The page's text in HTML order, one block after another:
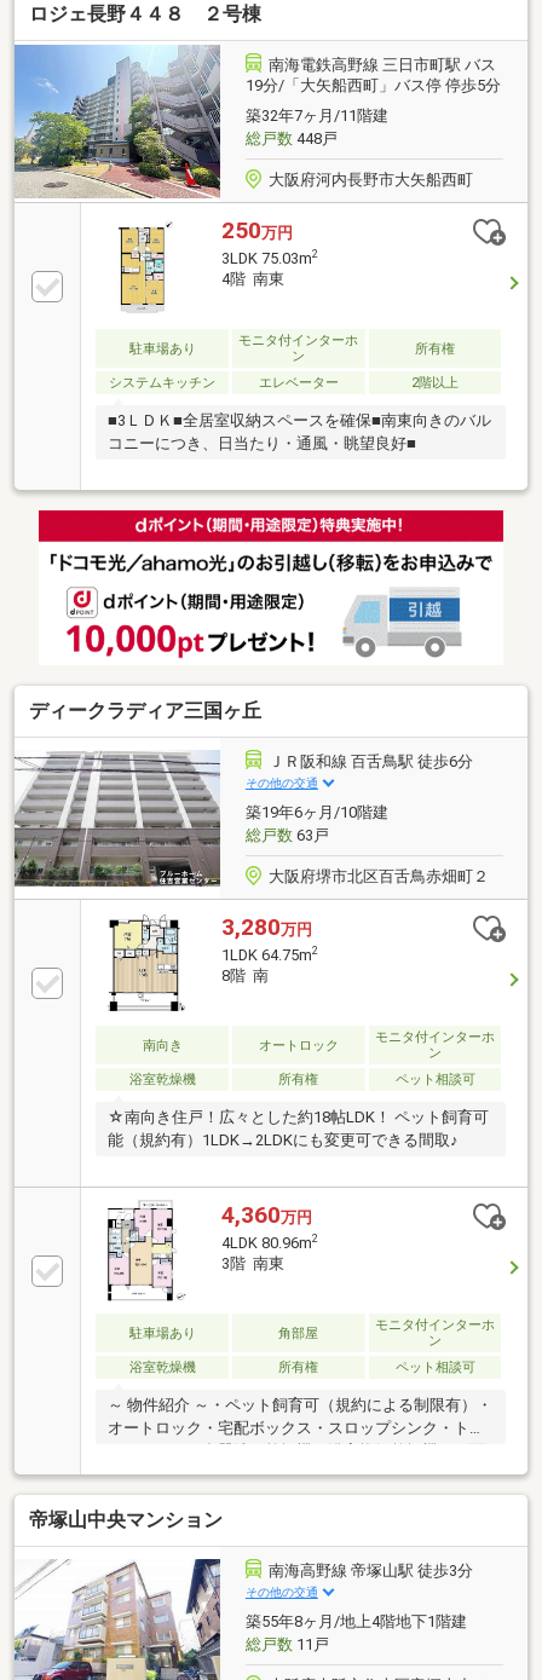
ロジェ長野４４８ ２号棟
南海電鉄高野線 三日市町駅 バス
19分/「大矢船西町」バス停 停歩5分
築32年7ヶ月/11階建
総戸数448戸
大阪府河内長野市大矢船西町
250万円
3LDK 75.03m2
4階 南東
駐車場あり
モニタ付インターホ
ン
所有権
システムキッチン エレベーター 2階以上
■3ＬＤＫ■全居室収納スペースを確保■南東向きのバル
コニーにつき、日当たり・通風・眺望良好■
ディークラディア三国ヶ丘
ＪＲ阪和線 百舌鳥駅 徒歩6分
その他の交通
築19年6ヶ月/10階建
総戸数63戸
大阪府堺市北区百舌鳥赤畑町２
3,280万円
1LDK 64.75m2
8階 南
南向き オートロック
モニタ付インターホ
ン
浴室乾燥機
所有権 ペット相談可
☆南向き住戸！広々とした約18帖LDK！ ペット飼育可
能（規約有）1LDK→2LDKにも変更可できる間取♪
4,360万円
4LDK 80.96m2
3階 南東
駐車場あり 角部屋
モニタ付インターホ
ン
浴室乾燥機
所有権 ペット相談可
～ 物件紹介 ～・ペット飼育可（規約による制限有）・
オートロック・宅配ボックス・スロップシンク・トラ
バルコニー～ 周辺環境 ～・ライフ百舌鳥店 徒歩約１
分（約３０ｍ）・成城石井三国ヶ丘店 徒歩約８分（約
６５０ｍ）・ローソン堺百舌鳥店 徒歩約５分（約４０
０ｍ）・堺赤畑郵便局 徒歩約５分（約４００ｍ）・Ｊ
Ｒ阪和線 百舌鳥駅 徒歩約５分（約３５０ｍ）・南海高
野線 三国ヶ丘駅 徒歩約８分（約６００ｍ）・ＪＲ阪和
線 三国ヶ丘駅 徒歩約８分（約６００ｍ）◎広さも 陽
当りも 毎日のお買い物も 家族にやさしい住まいです◎
帝塚山中央マンション
南海高野線 帝塚山駅 徒歩3分
その他の交通
築55年8ヶ月/地上4階地下1階建
総戸数11戸